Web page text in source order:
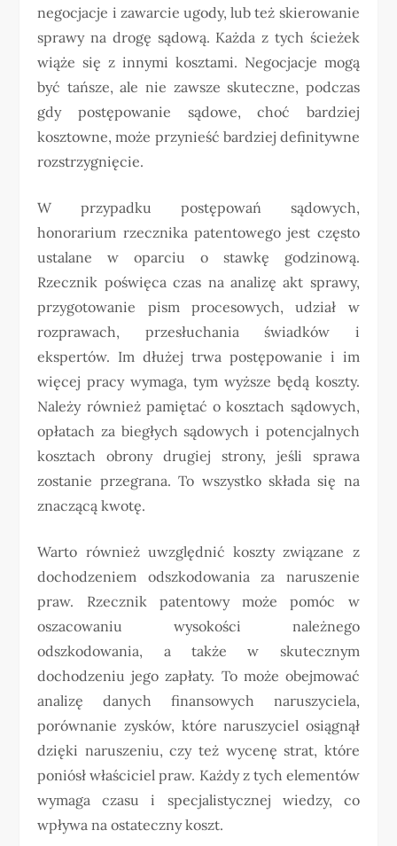
negocjacje i zawarcie ugody, lub też skierowanie
sprawy na drogę sądową. Każda z tych ścieżek
wiąże się z innymi kosztami. Negocjacje mogą
być tańsze, ale nie zawsze skuteczne, podczas
gdy postępowanie sądowe, choć bardziej
kosztowne, może przynieść bardziej definitywne
rozstrzygnięcie.
W przypadku postępowań sądowych,
honorarium rzecznika patentowego jest często
ustalane w oparciu o stawkę godzinową.
Rzecznik poświęca czas na analizę akt sprawy,
przygotowanie pism procesowych, udział w
rozprawach, przesłuchania świadków i
ekspertów. Im dłużej trwa postępowanie i im
więcej pracy wymaga, tym wyższe będą koszty.
Należy również pamiętać o kosztach sądowych,
opłatach za biegłych sądowych i potencjalnych
kosztach obrony drugiej strony, jeśli sprawa
zostanie przegrana. To wszystko składa się na
znaczącą kwotę.
Warto również uwzględnić koszty związane z
dochodzeniem odszkodowania za naruszenie
praw. Rzecznik patentowy może pomóc w
oszacowaniu wysokości należnego
odszkodowania, a także w skutecznym
dochodzeniu jego zapłaty. To może obejmować
analizę danych finansowych naruszyciela,
porównanie zysków, które naruszyciel osiągnął
dzięki naruszeniu, czy też wycenę strat, które
poniósł właściciel praw. Każdy z tych elementów
wymaga czasu i specjalistycznej wiedzy, co
wpływa na ostateczny koszt.